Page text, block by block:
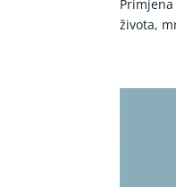
života,